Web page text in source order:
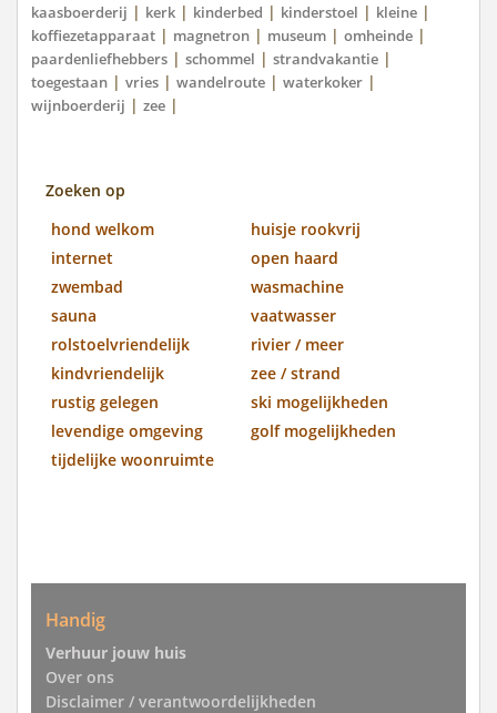
kaasboerderij | kerk | kinderbed | kinderstoel | kleine |
koffiezetapparaat | magnetron | museum | omheinde |
paardenliefhebbers | schommel | strandvakantie |
toegestaan | vries | wandelroute | waterkoker |
wijnboerderij | zee |
Zoeken op
hond welkom
huisje rookvrij
internet
open haard
zwembad
wasmachine
sauna
vaatwasser
rolstoelvriendelijk
rivier / meer
kindvriendelijk
zee / strand
rustig gelegen
ski mogelijkheden
levendige omgeving
golf mogelijkheden
tijdelijke woonruimte
Handig
Verhuur jouw huis
Over ons
Disclaimer / verantwoordelijkheden